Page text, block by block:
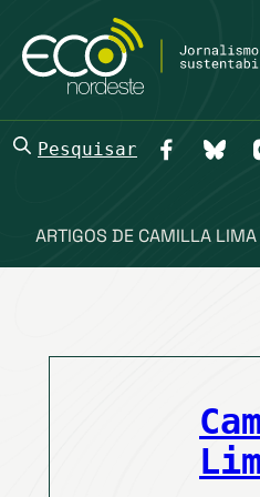
Pesquisar
ARTIGOS DE CAMILLA LIMA